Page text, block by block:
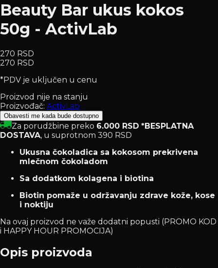
Beauty Bar ukus kokos
50g - ActivLab
270 RSD
270 RSD
*PDV je uključen u cenu
Proizvod nije na stanju
Proizvođač: ActivLab
Obavesti me kada bude dostupno
Za porudžbine preko 6.000 RSD *BESPLATNA
DOSTAVA, u suprotnom 390 RSD
Ukusna čokoladica sa kokosom prekrivena
mlečnom čokoladom
Sa dodatkom kolagena i biotina
Biotin pomaže u održavanju zdrave kože, kose
i noktiju
Na ovaj proizvod ne važe dodatni popusti (PROMO KOD
i HAPPY HOUR PROMOCIJA)
Opis proizvoda